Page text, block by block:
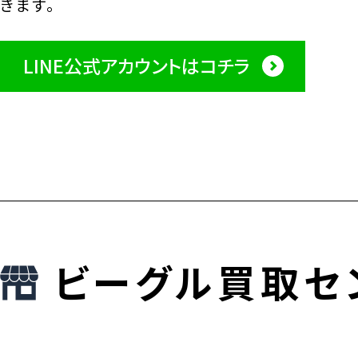
きます。
LINE公式アカウントはコチラ
ビーグル買取セ